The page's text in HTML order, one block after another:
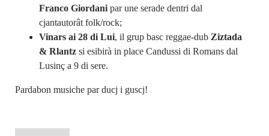
Franco Giordanipar une serade dentri dal
cjantautorât folk/rock;
Vinars ai 28 di Lui, il grup basc reggae-dub Ziztada
& Rlantzsi esibirà in place Candussi di Romans dal
Lusinç a 9 di sere.
Pardabon musiche par ducj i guscj!